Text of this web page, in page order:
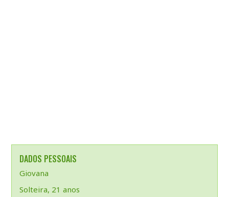
DADOS PESSOAIS
Giovana
Solteira, 21 anos